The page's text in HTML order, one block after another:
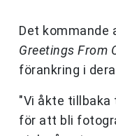
Det
Greetings From
förankring i
"Vi åkte tillbaka
för att bli